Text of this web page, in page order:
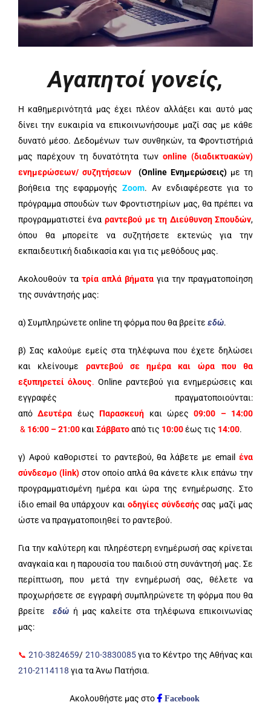
Αγαπητοί γονείς,
Η καθημερινότητά μας έχει πλέον αλλάξει και αυτό μας
δίνει την ευκαιρία να επικοινωνήσουμε μαζί σας με κάθε
δυνατό μέσο. Δεδομένων των συνθηκών, τα Φροντιστήριά
μας παρέχουν τη δυνατότητα τωνonline (διαδικτυακών)
ενημερώσεων/ συζητήσεων
(Online Ενημερώσεις) με τη
βοήθεια της εφαρμογήςZoom. Αν ενδιαφέρεστε για το
πρόγραμμα σπουδών των Φροντιστηρίων μας, θα πρέπει να
προγραμματιστεί ένα ραντεβού με τη Διεύθυνση Σπουδών,
όπου θα μπορείτε να συζητήσετε εκτενώς για την
εκπαιδευτική διαδικασία και για τις μεθόδους μας.
Ακολουθούν τα τρία απλά βήματα για την πραγματοποίηση
της συνάντησής μας:
α) Συμπληρώνετε οnline τη φόρμα που θα βρείτε εδώ.
β) Σας καλούμε εμείς στα τηλέφωνα που έχετε δηλώσει
και κλείνουμε ραντεβού σε ημέρα και ώρα που θα
εξυπηρετεί όλους. Online ραντεβού για ενημερώσεις και
εγγραφές πραγματοποιούνται:
απόΔευτέρα έωςΠαρασκευή και ώρες09:00 – 14:00
& 16:00 – 21:00και Σάββατοαπό τις 10:00έως τις 14:00.
γ) Αφού καθοριστεί το ραντεβού, θα λάβετε με emailένα
σύνδεσμο (link) στον οποίο απλά θα κάνετε κλικ επάνω την
προγραμματισμένη ημέρα και ώρα της ενημέρωσης. Στο
ίδιο email θα υπάρχουν καιοδηγίες σύνδεσήςσας μαζί μας
ώστε να πραγματοποιηθεί το ραντεβού.
Για την καλύτερη και πληρέστερη ενημέρωσή σας κρίνεται
αναγκαία και η παρουσία του παιδιού στη συνάντησή μας. Σε
περίπτωση, που μετά την ενημέρωσή σας, θέλετε να
προχωρήσετε σε εγγραφή συμπληρώνετε τη φόρμα που θα
βρείτεεδώ ή μας καλείτε στα τηλέφωνα επικοινωνίας
μας:
📞 210-3824659/ 210-3830085για το Κέντρο της Αθήνας και
210-2114118 για τα Άνω Πατήσια.
Ακολουθήστε μας στο Facebook